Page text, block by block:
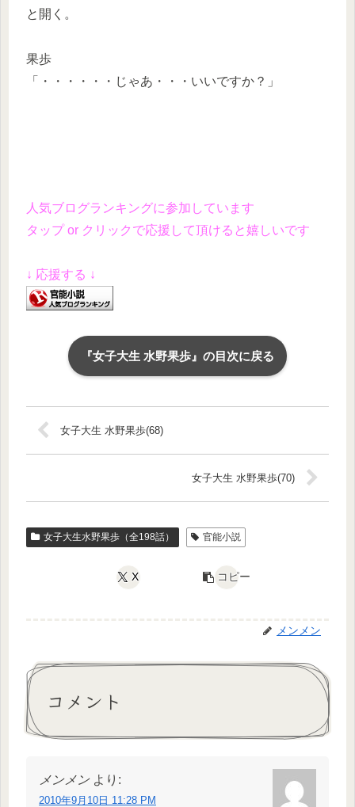
と開く。
果歩
「・・・・・・じゃあ・・・いいですか？」
人気ブログランキングに参加しています
タップ or クリックで応援して頂けると嬉しいです
↓ 応援する ↓
『女子大生 水野果歩』の目次に戻る
女子大生 水野果歩(68)
女子大生 水野果歩(70)
女子大生水野果歩（全198話） 官能小説
X コピー
メンメン
コメント
メンメン より:
2010年9月10日 11:28 PM